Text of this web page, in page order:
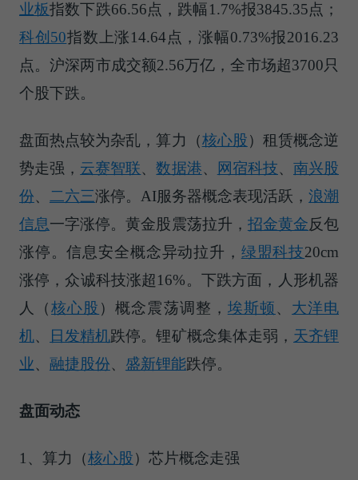
业板指数下跌66.56点，跌幅1.7%报3845.35点；
科创50指数上涨14.64点，涨幅0.73%报2016.23
点。沪深两市成交额2.56万亿，全市场超3700只
个股下跌。
盘面热点较为杂乱，算力（核心股） 租赁概念逆
势走强， 云赛智联、数据港、 网宿科技、南兴股
份、 二六三涨停。AI服务器概念表现活跃，浪潮
信息一字涨停。黄金股震荡拉升， 招金黄金反包
涨停。信息安全概念异动拉升， 绿盟科技20cm
涨停，众诚科技涨超16%。下跌方面，
人形机器
人（核心股 ）概念震荡调整， 埃斯顿、 大洋电
机、 日发精机跌停。锂矿概念集体走弱， 天齐锂
业、 融捷股份、 盛新锂能跌停。
盘面动态
1、 算力（核心股） 芯片概念走强